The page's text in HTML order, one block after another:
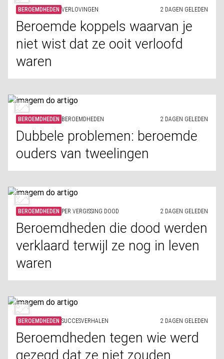
BEROEMDHEDEN VERLOVINGEN 2 DAGEN GELEDEN
Beroemde koppels waarvan je
niet wist dat ze ooit verloofd
waren
BEROEMDHEDEN BEROEMDHEDEN 2 DAGEN GELEDEN
Dubbele problemen: beroemde
ouders van tweelingen
BEROEMDHEDEN PER VERGISSING DOOD 2 DAGEN GELEDEN
Beroemdheden die dood werden
verklaard terwijl ze nog in leven
waren
BEROEMDHEDEN SUCCESVERHALEN 2 DAGEN GELEDEN
Beroemdheden tegen wie werd
gezegd dat ze niet zouden